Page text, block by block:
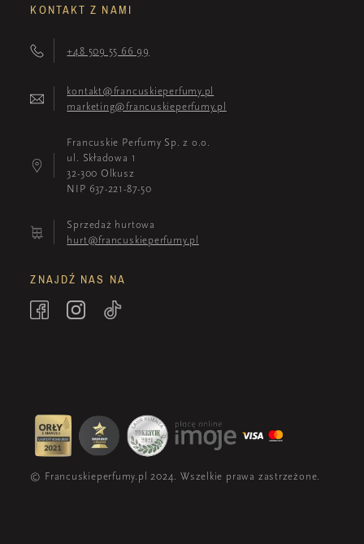
KONTAKT Z NAMI
+48 509 55 66 99
kontakt@francuskieperfumy.pl
marketing@francuskieperfumy.pl
Francuskie Perfumy Sp. z o.o.
ul. Składowa 1
32-300 Olkusz
NIP 637-221-87-50
Sprzedaż hurtowa
hurt@francuskieperfumy.pl
ZNAJDŹ NAS NA
© Francuskieperfumy.pl 2024. Wszelkie prawa zastrzeżone.